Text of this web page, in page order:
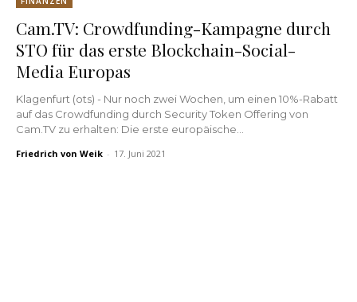
Cam.TV: Crowdfunding-Kampagne durch
STO für das erste Blockchain-Social-
Media Europas
Klagenfurt (ots) - Nur noch zwei Wochen, um einen 10%-Rabatt
auf das Crowdfunding durch Security Token Offering von
Cam.TV zu erhalten: Die erste europäische...
Friedrich von Weik - 17. Juni 2021